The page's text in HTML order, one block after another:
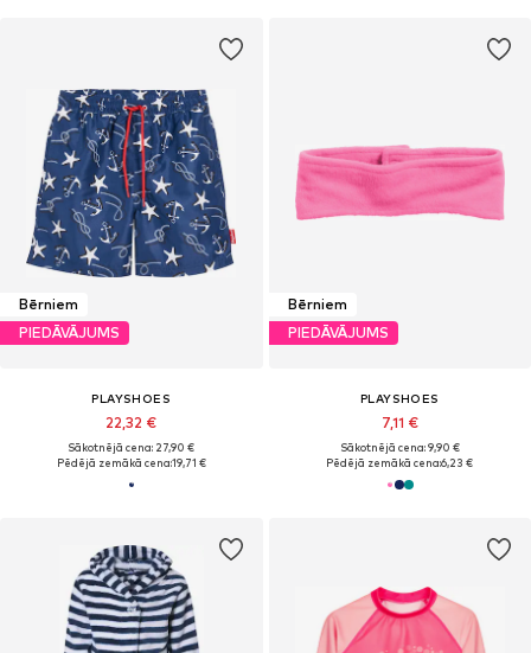
Bērniem
PIEDĀVĀJUMS
PLAYSHOES
22,32 €
Sākotnējā cena: 27,90 €
Pēdējā zemākā cena:19,71 €
Bērniem
PIEDĀVĀJUMS
PLAYSHOES
7,11 €
Sākotnējā cena: 9,90 €
Pēdējā zemākā cena:6,23 €